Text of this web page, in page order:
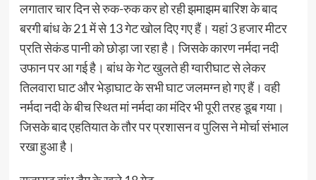
लगातार चार दिन से रुक-रुक कर हो रही झमाझम बारिश के बाद
बरगी बांध के 21 में से 13 गेट खोल दिए गए हैं। यहां 3 हजार मीटर
प्रति सेकंड पानी को छोड़ा जा रहा है। जिसके कारण नर्मदा नदी
उफान पर आ गई है। बांध के गेट खुलते ही ग्वारीघाट से लेकर
तिलवारा घाट और भेड़ाघाट के सभी घाट जलमग्न हो गए हैं। वही
नर्मदा नदी के बीच स्थित मां नर्मदा का मंदिर भी पूरी तरह डूब गया।
जिसके बाद एहतियात के तौर पर प्रशासन व पुलिस ने मोर्चा संभाल
रखा हुआ है।